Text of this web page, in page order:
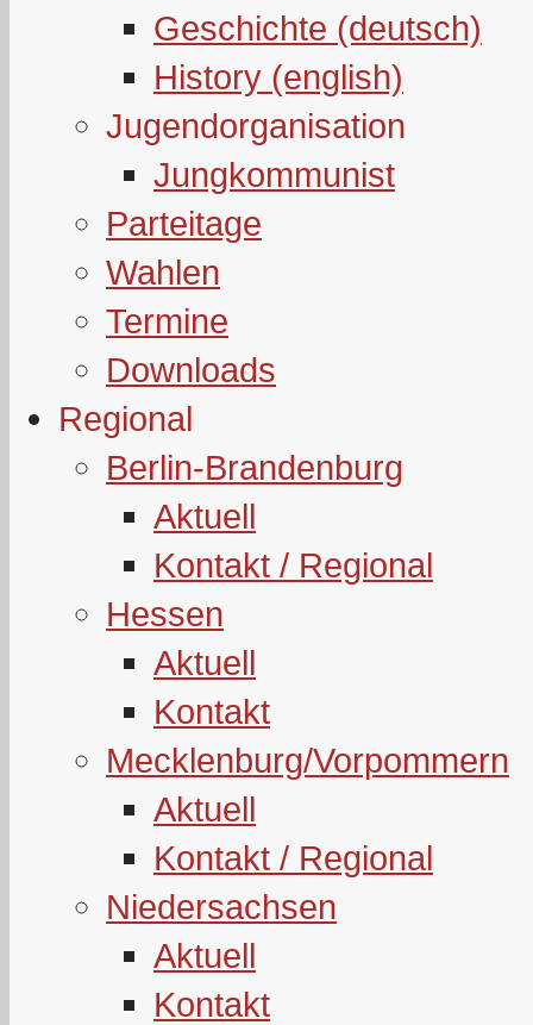
Geschichte (deutsch)
History (english)
Jugendorganisation
Jungkommunist
Parteitage
Wahlen
Termine
Downloads
Regional
Berlin-Brandenburg
Aktuell
Kontakt / Regional
Hessen
Aktuell
Kontakt
Mecklenburg/Vorpommern
Aktuell
Kontakt / Regional
Niedersachsen
Aktuell
Kontakt